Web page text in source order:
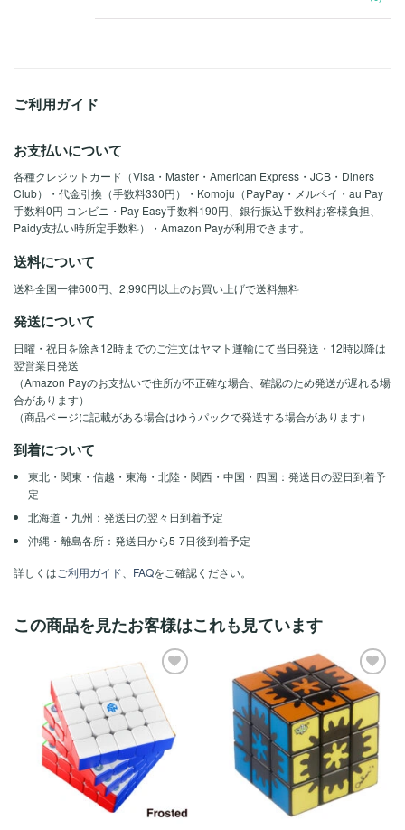
ご利用ガイド
お支払いについて
各種クレジットカード（Visa・Master・American Express・JCB・Diners
Club）・代金引換（手数料330円）・Komoju（PayPay・メルペイ・au Pay
手数料0円 コンビニ・Pay Easy手数料190円、銀行振込手数料お客様負担、
Paidy支払い時所定手数料）・Amazon Payが利用できます。
送料について
送料全国一律600円、2,990円以上のお買い上げで送料無料
発送について
日曜・祝日を除き12時までのご注文はヤマト運輸にて当日発送・12時以降は
翌営業日発送
（Amazon Payのお支払いで住所が不正確な場合、確認のため発送が遅れる場
合があります）
（商品ページに記載がある場合はゆうパックで発送する場合があります）
到着について
東北・関東・信越・東海・北陸・関西・中国・四国：発送日の翌日到着予
定
北海道・九州：発送日の翌々日到着予定
沖縄・離島各所：発送日から5-7日後到着予定
詳しくはご利用ガイド FAQをご確認ください。
この商品を見たお客様はこれも見ています
ほし
い！